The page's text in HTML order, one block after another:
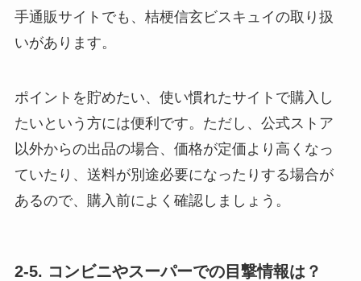
手通販サイトでも、桔梗信玄ビスキュイの取り扱
いがあります。
ポイントを貯めたい、使い慣れたサイトで購入し
たいという方には便利です。ただし、公式ストア
以外からの出品の場合、価格が定価より高くなっ
ていたり、送料が別途必要になったりする場合が
あるので、購入前によく確認しましょう。
2-5. コンビニやスーパーでの目撃情報は？